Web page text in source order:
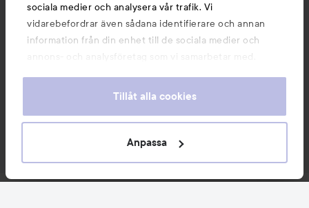
sociala medier och analysera vår trafik. Vi
vidarebefordrar även sådana identifierare och annan
information från din enhet till de sociala medier och
annons- och analysföretag som vi samarbetar med.
information som du har tillhandahållit eller som de har
våra cookies vid fortsatt användande av vår webbplats.
För information om hur du kan ändra inställningarna för
Tillåt alla cookies
Anpassa